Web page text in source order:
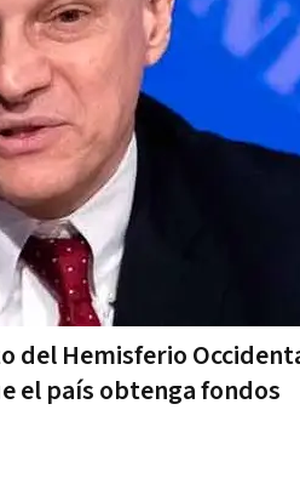
del Hemisferio
el país obtenga fondos